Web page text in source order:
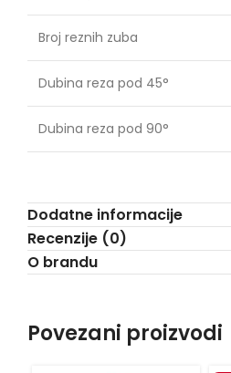
Broj reznih zuba
Dubina reza pod 45°
Dubina reza pod 90°
Dodatne informacije
Recenzije (0)
O brandu
Povezani proizvodi